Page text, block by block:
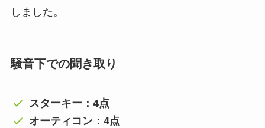
しました。
騒音下での聞き取り
スターキー：4点
オーティコン：4点